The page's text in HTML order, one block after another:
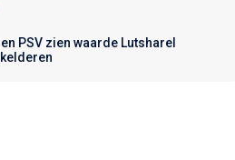
PSV zien waarde Lutsharel